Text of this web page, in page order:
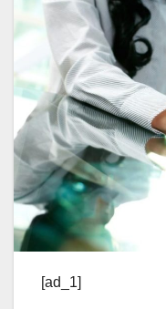
[ad_1]